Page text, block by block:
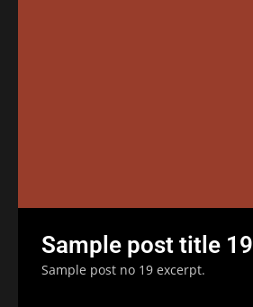
Sample post title 19
Sample post no 19 excerpt.